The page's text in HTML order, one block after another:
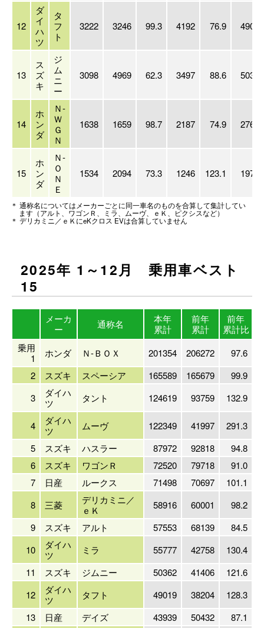
12
ダ
イ
ハ
ツ
タ
フ
ト
3222 3246 99.3 4192 76.9 49019
13
ス
ズ
キ
ジ
ム
ニ
ー
3098 4969 62.3 3497 88.6 50362
14
ホ
ン
ダ
Ｎ-
Ｗ
Ｇ
Ｎ
1638 1659 98.7 2187 74.9 27628
15
ホ
ン
ダ
Ｎ-
Ｏ
Ｎ
Ｅ
1534 2094 73.3 1246 123.1 19744
＊ 通称名についてはメーカーごとに同一車名のものを合算して集計してい
ます（アルト、ワゴンＲ、ミラ、ムーヴ、ｅＫ、ピクシスなど）
＊ デリカミニ／ｅＫにeKクロス EVは合算していません
2025年 1～12月 乗用車ベスト
15
メーカ
ー
通称名
本年
累計
前年
累計
前年
累計比
乗用
1
ホンダ Ｎ-ＢＯＸ 201354 206272
97.6
2
スズキ スペーシア 165589 165679
99.9
3
ダイハ
ツ
タント 124619 93759 132.9
4
ダイハ
ツ
ムーヴ 122349 41997
291.3
5
スズキ ハスラー 87972 92818
94.8
6
スズキ ワゴンＲ 72520 79718
91.0
7
日産 ルークス 71498 70697
101.1
8
三菱
デリカミニ／
ｅＫ
58916 60001
98.2
9
スズキ アルト 57553 68139
84.5
10
ダイハ
ツ
ミラ 55777 42758
130.4
11
スズキ ジムニー 50362 41406
121.6
12
ダイハ
ツ
タフト 49019 38204
128.3
13
日産 デイズ 43939 50432 87.1